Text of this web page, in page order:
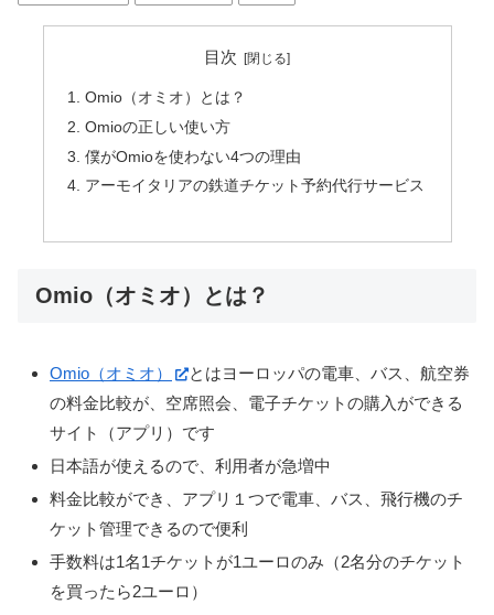
目次
Omio（オミオ）とは？
Omioの正しい使い方
僕がOmioを使わない4つの理由
アーモイタリアの鉄道チケット予約代行サービス
Omio（オミオ）とは？
Omio（オミオ）
とはヨーロッパの電車、バス、航空券
の料金比較が、空席照会、電子チケットの購入ができる
サイト（アプリ）です
日本語が使えるので、利用者が急増中
料金比較ができ、アプリ１つで電車、バス、飛行機のチ
ケット管理できるので便利
手数料は1名1チケットが1ユーロのみ（2名分のチケット
を買ったら2ユーロ）